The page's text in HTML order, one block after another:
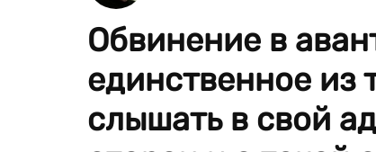
Обвинение в
единственное из
слышать в свой